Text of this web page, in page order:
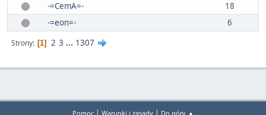
-=CemA=-
18
-=eon=-
6
Strony 1 2 3 ... 1307
Pomoc Warunki i zasady Do góry ▲